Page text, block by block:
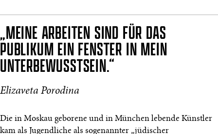
„MEINE ARBEITEN SIND FÜR DAS
PUBLIKUM EIN FENSTER IN MEIN
UNTERBEWUSSTSEIN.“
Elizaveta Porodina
Die in Moskau geborene und in München lebende Künstler
kam als Jugendliche als sogenannter „jüdischer